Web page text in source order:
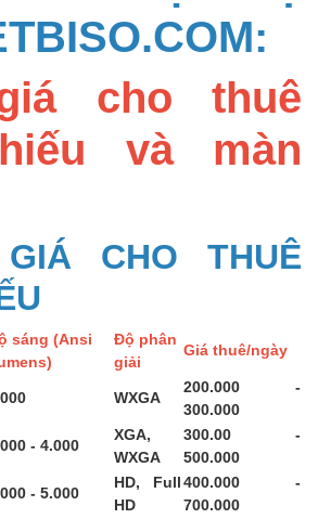
cho thuê
và màn
CHO THUÊ
sáng (Ansi
Độ phân
giải
Giá thuê/ngày
WXGA
200.000 -
300.000
- 4.000
XGA,
WXGA
300.00 -
500.000
- 5.000
HD, Full
HD
400.000 -
700.000